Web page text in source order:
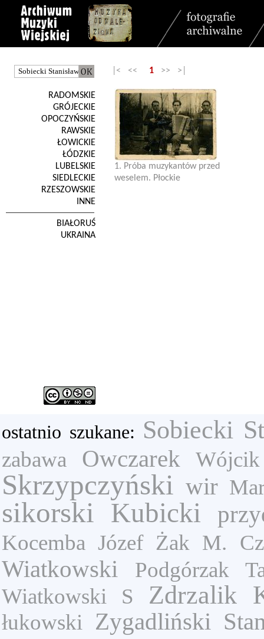
RADOMSKIE
GRÓJECKIE
OPOCZYŃSKIE
RAWSKIE
ŁOWICKIE
ŁÓDZKIE
LUBELSKIE
SIEDLECKIE
RZESZOWSKIE
INNE
BIAŁORUŚ
UKRAINA
|< << 1 >> >|
1. Próba muzykantów przed
weselem. Płockie
ostatnio szukane: Sobiecki
zabawa Owczarek
Skrzypczyński wir
sikorski Kubicki
Kocemba Józef Żak M.
Wiatkowski
Podgórzak
Wiatkowski S
Zdrzalik
łukowski Zygadliński